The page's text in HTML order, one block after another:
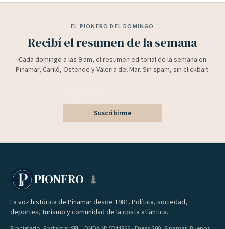
EL PIONERO DEL DOMINGO
Recibí el resumen de la semana
Cada domingo a las 9 am, el resumen editorial de la semana en
Pinamar, Cariló, Ostende y Valeria del Mar. Sin spam, sin clickbait.
Suscribirme
PIONERO
La voz histórica de Pinamar desde 1981. Política, sociedad,
deportes, turismo y comunidad de la costa atlántica.